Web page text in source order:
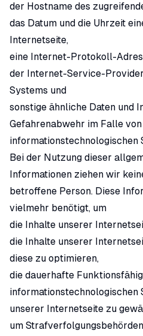
der Hostname des
das Datum und die Uhrzeit
Internetseite,
eine Internet-Protokoll-
der Internet-Service-
Systems und
sonstige ähnliche Daten und
Gefahrenabwehr im Falle
informationstechnologischen
Bei der Nutzung dieser
Informationen ziehen wir
betroffene Person. Diese
vielmehr benötigt, um
die Inhalte unserer
die Inhalte unserer
diese zu optimieren,
die dauerhafte
informationstechnologischen
unserer Internetseite zu
um